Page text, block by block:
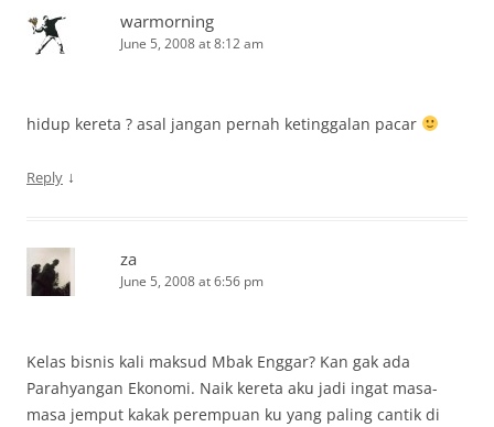
warmorning
June 5, 2008 at 8:12 am
hidup kereta ? asal jangan pernah ketinggalan pacar
Reply ↓
za
June 5, 2008 at 6:56 pm
Kelas bisnis kali maksud Mbak Enggar? Kan gak ada
Parahyangan Ekonomi. Naik kereta aku jadi ingat masa-
masa jemput kakak perempuan ku yang paling cantik di